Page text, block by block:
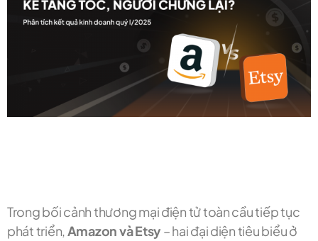
Trong bối cảnh thương mại điện tử toàn cầu tiếp tục
phát triển,Amazon và Etsy – hai đại diện tiêu biểu ở